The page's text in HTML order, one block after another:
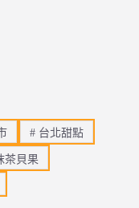
# 台北甜點
茶貝果